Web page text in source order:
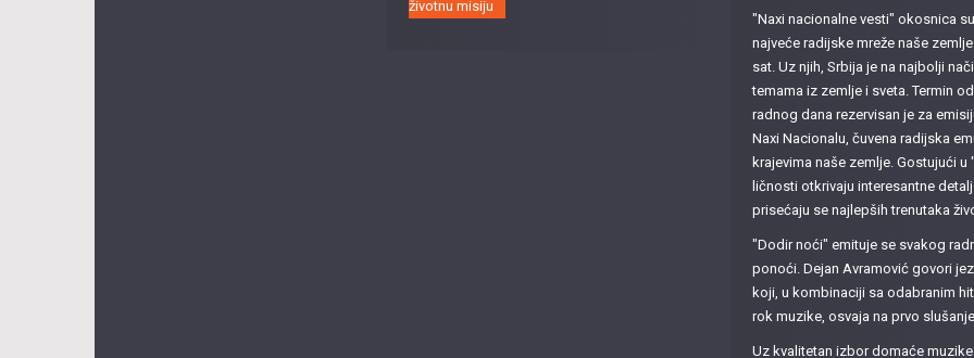
"Naxi nacionalne vesti" okosnica
najveće radijske mreže naše
sat. Uz njih, Srbija je na najbolji
temama iz zemlje i sveta. Termin
radnog dana rezervisan je za
Naxi Nacionalu, čuvena radijska
krajevima naše zemlje. Gostujući
ličnosti otkrivaju interesantne
prisećaju se najlepših trenutaka
"Dodir noći" emituje se svakog
ponoći. Dejan Avramović govori
koji, u kombinaciji sa odabranim
rok muzike, osvaja na prvo
Uz kvalitetan izbor domaće